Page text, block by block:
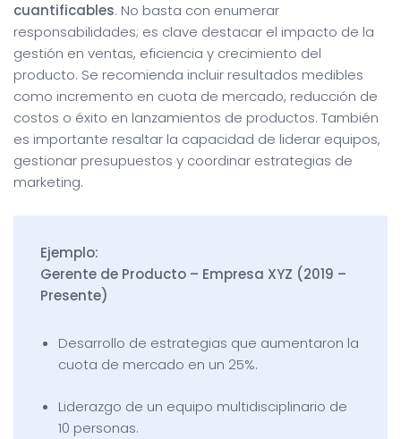
cuantificables. No basta con enumerar
responsabilidades; es clave destacar el impacto de la
gestión en ventas, eficiencia y crecimiento del
producto. Se recomienda incluir resultados medibles
como incremento en cuota de mercado, reducción de
costos o éxito en lanzamientos de productos. También
es importante resaltar la capacidad de liderar equipos,
gestionar presupuestos y coordinar estrategias de
marketing.
Ejemplo:
Gerente de Producto – Empresa XYZ (2019 –
Presente)
Desarrollo de estrategias que aumentaron la
cuota de mercado en un 25%.
Liderazgo de un equipo multidisciplinario de
10 personas.